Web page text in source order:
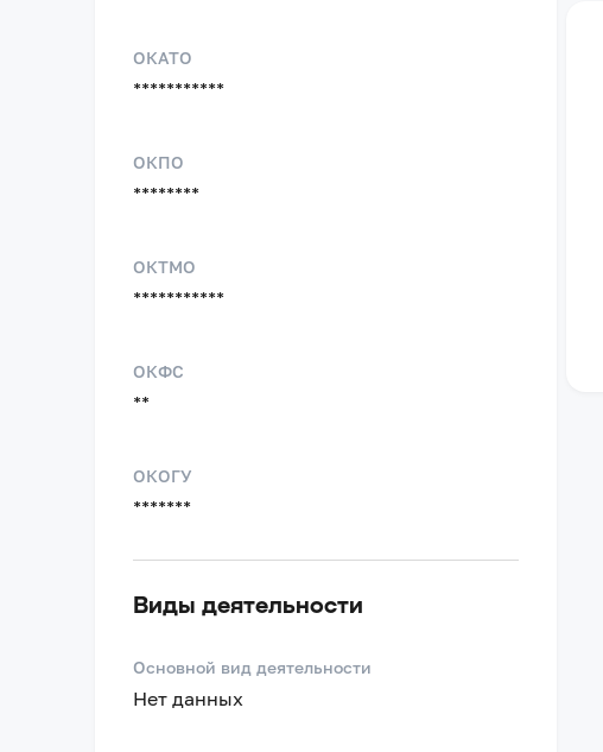
ОКАТО
***********
ОКПО
********
ОКТМО
***********
ОКФС
**
ОКОГУ
*******
Виды деятельности
Основной вид деятельности
Нет данных